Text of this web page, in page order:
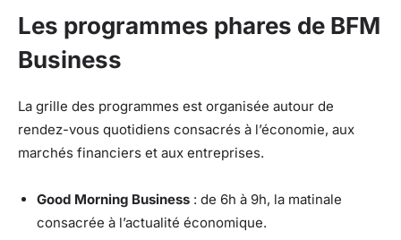
Les programmes phares de BFM
Business
La grille des programmes est organisée autour de
rendez-vous quotidiens consacrés à l’économie, aux
marchés financiers et aux entreprises.
Good Morning Business : de 6h à 9h, la matinale
consacrée à l’actualité économique.